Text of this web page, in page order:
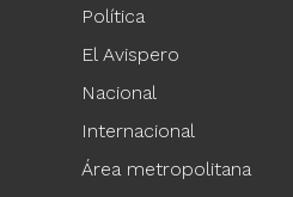
Política
El Avispero
Nacional
Internacional
Área metropolitana